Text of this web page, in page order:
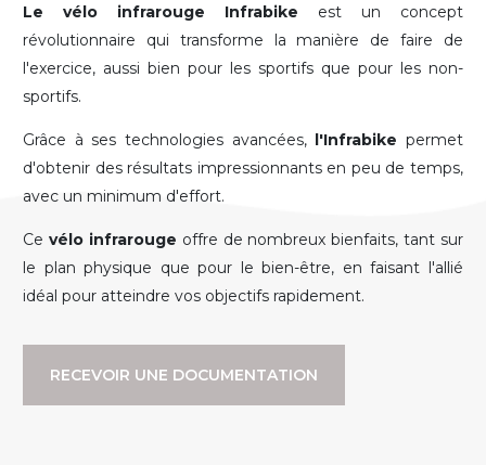
Le vélo infrarouge Infrabike est un concept
révolutionnaire qui transforme la manière de faire de
l'exercice, aussi bien pour les sportifs que pour les non-
sportifs.
Grâce à ses technologies avancées, l'Infrabike permet
d'obtenir des résultats impressionnants en peu de temps,
avec un minimum d'effort.
Ce vélo infrarouge offre de nombreux bienfaits, tant sur
le plan physique que pour le bien-être, en faisant l'allié
idéal pour atteindre vos objectifs rapidement.
RECEVOIR UNE DOCUMENTATION